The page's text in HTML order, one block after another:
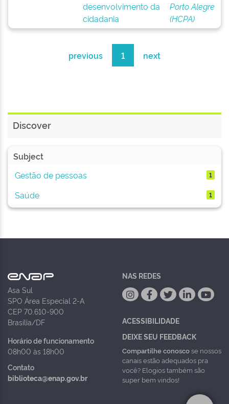
desenvolvimento da
cidadania
Porto Alegre
(HCPA)
previous 1 next
Discover
Subject
Gestão de pessoas
1
Saúde 1
Asa Sul
SPO Área Especial 2-A
CEP 70.610-900
Brasília/DF
Horário de funcionamento
08h00 às 18h00
Contato
biblioteca@enap.gov.br
NAS REDES
ACESSIBILIDADE
DEIXE SEU FEEDBACK
Compartilhe conoscose nossos
canais estão adequados pra
você? Elogios também são
super bem vindos!